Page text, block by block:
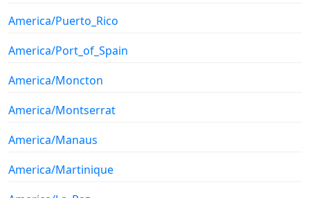
America/Puerto_Rico
America/Port_of_Spain
America/Moncton
America/Montserrat
America/Manaus
America/Martinique